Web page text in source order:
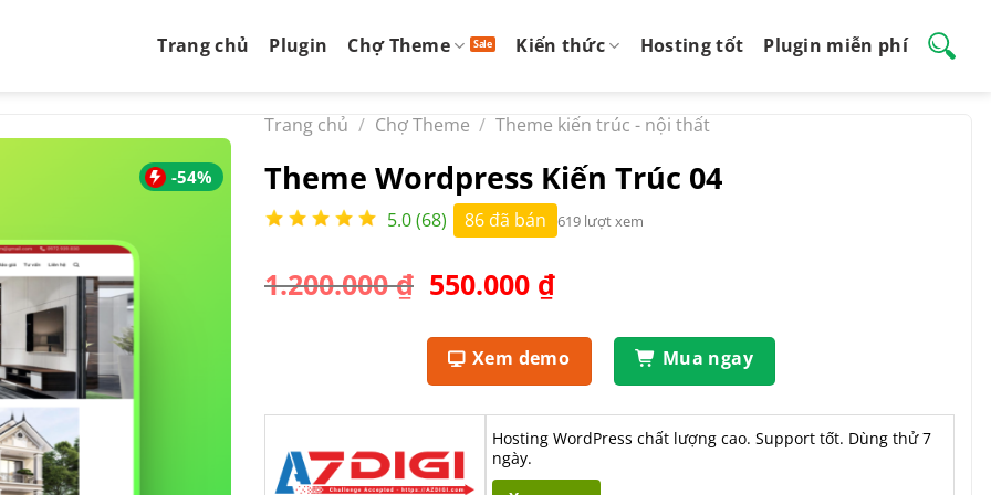
Trang chủ Plugin Chợ Theme Kiến thức Hosting tốt Plugin miễn phí
-54%
Trang chủ / Chợ Theme / Theme kiến trúc - nội thất
Theme Wordpress Kiến Trúc 04
5.0 (68) 86 đã bán 619 lượt xem
1.200.000₫ Giá
là:
1.200.000 ₫.
550.000 ₫Giá
tại
là:
550.000 ₫.
Xem demo Mua ngay
Hosting WordPress chất lượng cao. Support tốt. Dùng thử 7
ngày.